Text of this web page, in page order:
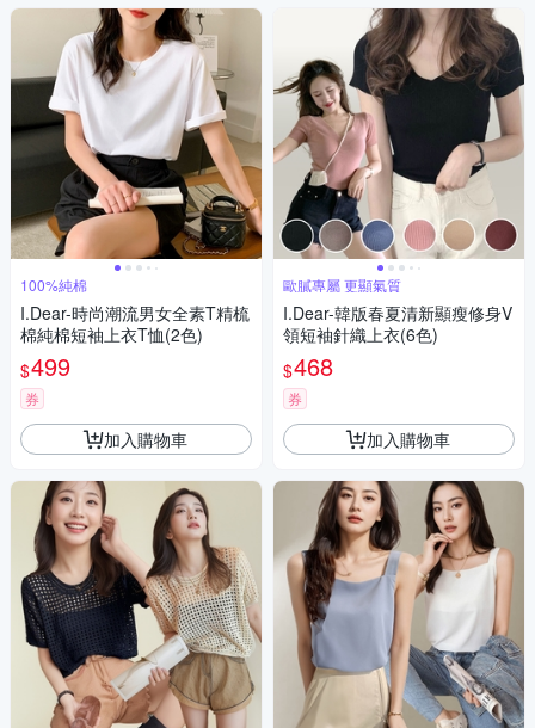
100%純棉
I.Dear-時尚潮流男女全素T精梳
棉純棉短袖上衣T恤(2色)
$499
券
加入購物車
歐膩專屬 更顯氣質
I.Dear-韓版春夏清新顯瘦修身V
領短袖針織上衣(6色)
$468
券
加入購物車